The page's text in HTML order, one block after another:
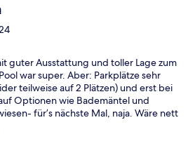
guter Ausstattung und toller Lage zum
war super. Aber: Parkplätze sehr
teilweise auf 2 Plätzen) und erst bei
Optionen wie Bademäntel und
für’s nächste Mal, naja. Wäre nett
Wir hatten ein Appartment im EG
muss man vorher bitten wohl, dass